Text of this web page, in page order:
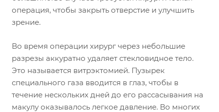
операция, чтобы закрыть отверстие и улучшить
зрение.
Во время операции хирург через небольшие
разрезы аккуратно удаляет стекловидное тело.
Это называется витрэктомией. Пузырек
специального газа вводится в глаз, чтобы в
течение нескольких дней до его рассасывания на
макулу оказывалось легкое давление. Во многих